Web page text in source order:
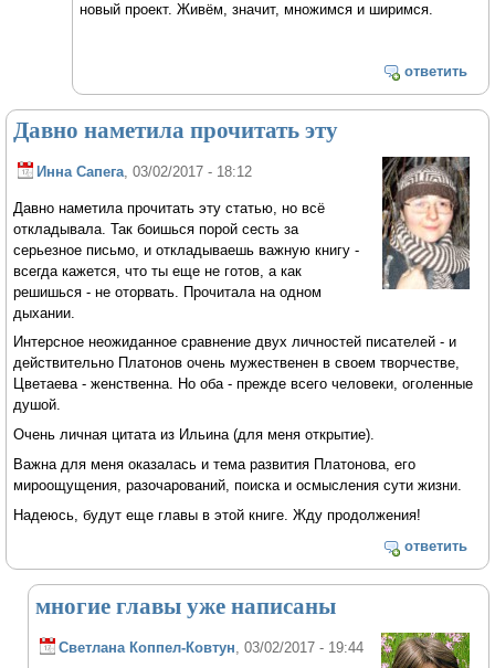
новый проект. Живём, значит, множимся и ширимся.
ответить
Давно наметила прочитать эту
Инна Сапега , 03/02/2017 - 18:12
Давно наметила прочитать эту статью, но всё
откладывала. Так боишься порой сесть за
серьезное письмо, и откладываешь важную книгу -
всегда кажется, что ты еще не готов, а как
решишься - не оторвать. Прочитала на одном
дыхании.
Интерсное неожиданное сравнение двух личностей писателей - и
действительно Платонов очень мужественен в своем творчестве,
Цветаева - женственна. Но оба - прежде всего человеки, оголенные
душой.
Очень личная цитата из Ильина (для меня открытие).
Важна для меня оказалась и тема развития Платонова, его
мироощущения, разочарований, поиска и осмысления сути жизни.
Надеюсь, будут еще главы в этой книге. Жду продолжения!
ответить
многие главы уже написаны
Светлана Коппел-Ковтун , 03/02/2017 - 19:44